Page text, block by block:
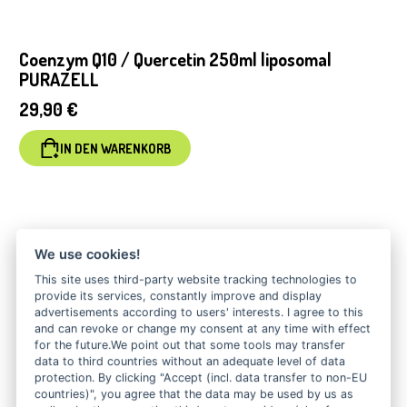
Coenzym Q10 / Quercetin 250ml liposomal
PURAZELL
29,90 €
IN DEN WARENKORB
We use cookies!
This site uses third-party website tracking technologies to
provide its services, constantly improve and display
advertisements according to users' interests. I agree to this
and can revoke or change my consent at any time with effect
for the future.We point out that some tools may transfer
data to third countries without an adequate level of data
protection. By clicking "Accept (incl. data transfer to non-EU
countries)", you agree that the data may be used by us as